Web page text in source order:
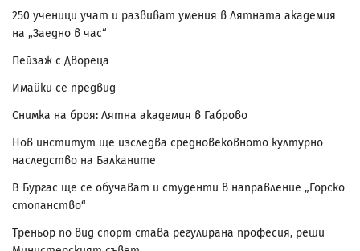
250 ученици учат и развиват умения в Лятната академия
на „Заедно в час“
Пейзаж с Двореца
Имайки се предвид
Снимка на броя: Лятна академия в Габрово
Нов институт ще изследва средновековното културно
наследство на Балканите
В Бургас ще се обучават и студенти в направление „Горско
стопанство“
Треньор по вид спорт става регулирана професия, реши